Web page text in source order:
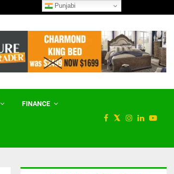
ਵਿਧਾਨ ਸਭਾ ਚੋਣਾਂ ਤੋਂ ਪਹਿਲਾਂ ਪੰਥਕ
FINANCE
Punjabi